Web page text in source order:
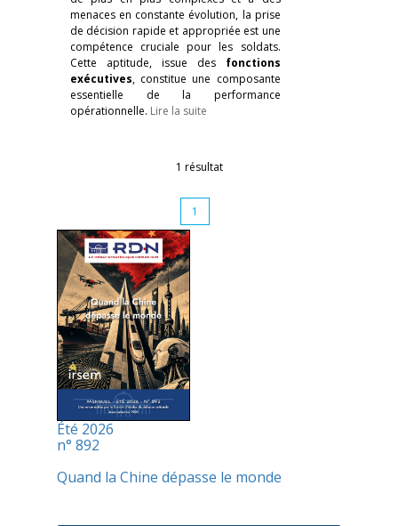
menaces en constante évolution, la prise
de décision rapide et appropriée est une
compétence cruciale pour les soldats.
Cette aptitude, issue des fonctions
exécutives, constitue une composante
essentielle de la performance
opérationnelle. Lire la suite
1 résultat
1
Été 2026
n° 892
Quand la Chine dépasse le monde